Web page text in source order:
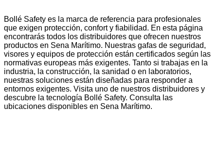
Bollé Safety es la marca de referencia para profesionales
que exigen protección, confort y fiabilidad. En esta página
encontrarás todos los distribuidores que ofrecen nuestros
productos en Sena Marítimo. Nuestras gafas de seguridad,
visores y equipos de protección están certificados según las
normativas europeas más exigentes. Tanto si trabajas en la
industria, la construcción, la sanidad o en laboratorios,
nuestras soluciones están diseñadas para responder a
entornos exigentes. Visita uno de nuestros distribuidores y
descubre la tecnología Bollé Safety. Consulta las
ubicaciones disponibles en Sena Marítimo.